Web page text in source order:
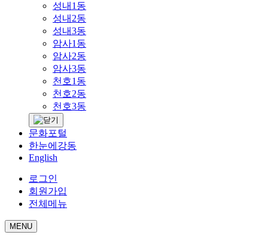
성내1동
성내2동
성내3동
암사1동
암사2동
암사3동
천호1동
천호2동
천호3동
문화포털
한눈에강동
English
로그인
회원가입
전체메뉴
MENU